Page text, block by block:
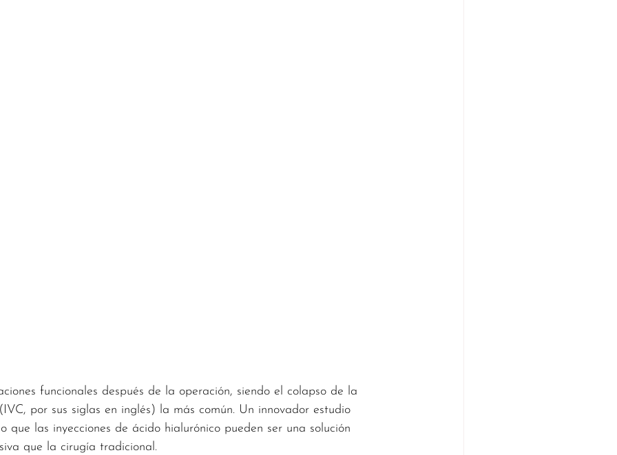
por sus siglas en inglés) la más común. Un innovador estudio
que las inyecciones de ácido hialurónico pueden ser una solución
que la cirugía tradicional.